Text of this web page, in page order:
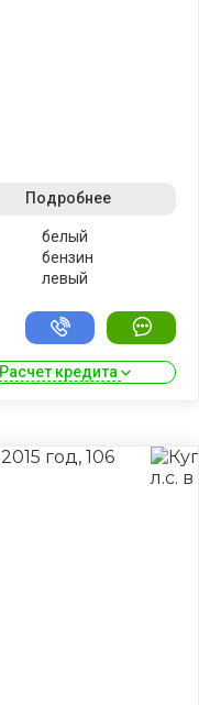
белый
бензин
левый
Подробнее
Расчет кредита